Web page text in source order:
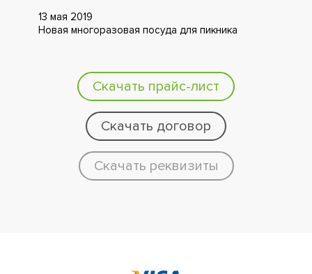
13 мая 2019
Новая многоразовая посуда для пикника
Скачать прайс-лист
Скачать договор
Скачать реквизиты